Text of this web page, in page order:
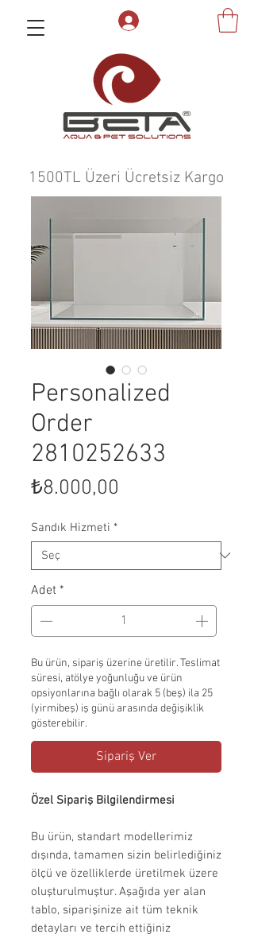
1500TL Üzeri Ücretsiz Kargo
Personalized
Order
2810252633
₺8.000,00
Sandık Hizmeti *
Adet *
Bu ürün, sipariş üzerine üretilir. Teslimat
süresi, atölye yoğunluğu ve ürün
opsiyonlarına bağlı olarak 5 (beş) ila 25
(yirmibeş) iş günü arasında değişiklik
gösterebilir.
Sipariş Ver
Özel Sipariş Bilgilendirmesi
Bu ürün, standart modellerimiz
dışında, tamamen sizin belirlediğiniz
ölçü ve özelliklerde üretilmek üzere
oluşturulmuştur. Aşağıda yer alan
tablo, siparişinize ait tüm teknik
detayları ve tercih ettiğiniz